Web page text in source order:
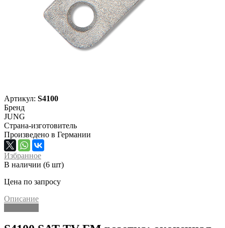
Артикул: S4100
Бренд
JUNG
Страна-изготовитель
Произведено в Германии
Избранное
В наличии (6 шт)
Цена по запросу
Описание